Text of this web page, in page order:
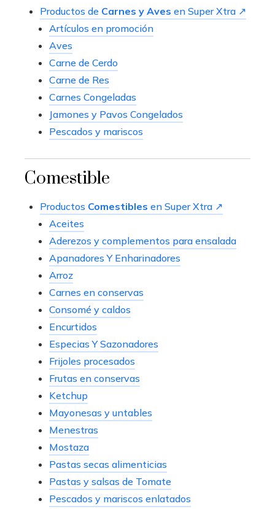
Productos de Carnes y Aves en Super Xtra ↗
Artículos en promoción
Aves
Carne de Cerdo
Carne de Res
Carnes Congeladas
Jamones y Pavos Congelados
Pescados y mariscos
Comestible
Productos Comestibles en Super Xtra ↗
Aceites
Aderezos y complementos para ensalada
Apanadores Y Enharinadores
Arroz
Carnes en conservas
Consomé y caldos
Encurtidos
Especias Y Sazonadores
Frijoles procesados
Frutas en conservas
Ketchup
Mayonesas y untables
Menestras
Mostaza
Pastas secas alimenticias
Pastas y salsas de Tomate
Pescados y mariscos enlatados